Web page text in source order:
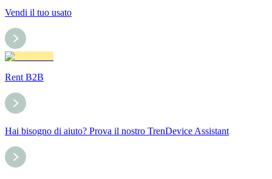
Vendi il tuo usato
Rent B2B
Hai bisogno di aiuto? Prova il nostro TrenDevice Assistant